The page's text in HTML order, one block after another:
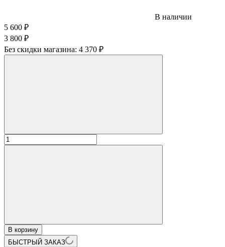
В наличии
5 600 ₽
3 800 ₽
Без скидки магазина: 4 370 ₽
В корзину
БЫСТРЫЙ ЗАКАЗ